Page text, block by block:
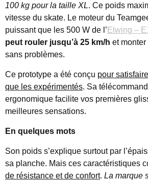
100 kg pour la taille XL. Ce poids
vitesse du skate. Le moteur du
puissant que les 500 W de l’ Elwing –
peut rouler jusqu’à 25 km/h et monter
sans problèmes.
Ce prototype a été conçu pour
que les expérimentés. Sa
ergonomique facilite vos premières
meilleures sensations.
En quelques mots
Son poids s’explique surtout par
sa planche. Mais ces caractéristiques
de résistance et de confort. La marque